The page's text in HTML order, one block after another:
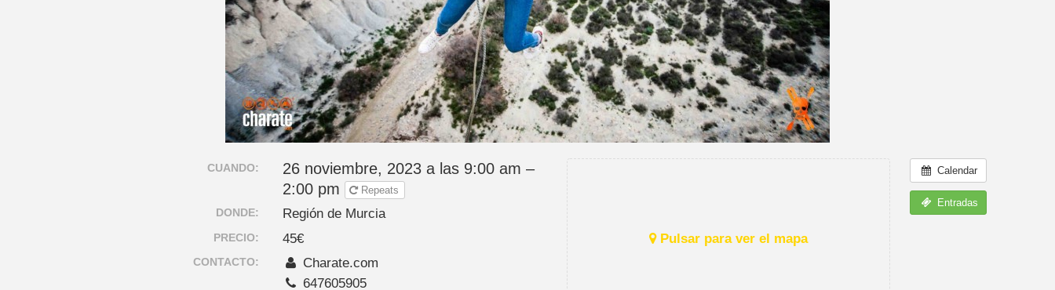
Calendar
Entradas
Pulsar para ver el mapa
CUANDO:
26 noviembre, 2023 a las 9:00 am –
2:00 pm
Repeats
DONDE: Región de Murcia
PRECIO: 45€
CONTACTO:
Charate.com
647605905